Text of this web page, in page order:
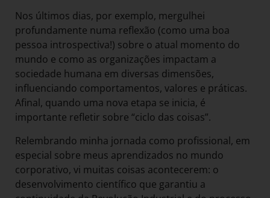
Nos últimos dias, por exemplo, mergulhei
profundamente numa reflexão (como uma boa
pessoa introspectiva!) sobre o atual momento do
mundo e como as organizações impactam a
sociedade humana em diversas dimensões,
influenciando comportamentos, valores e práticas.
Afinal, quando uma nova etapa se inicia, é
importante refletir sobre “ciclo das coisas”.
Relembrando minha jornada como profissional, em
especial sobre meus aprendizados no mundo
corporativo, vi muitas coisas acontecerem: o
desenvolvimento científico que garantiu a